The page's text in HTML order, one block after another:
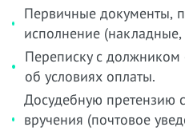
Первичные документы,
исполнение (накладные,
Переписку с
об условиях оплаты.
Досудебную претензию
вручения (почтовое